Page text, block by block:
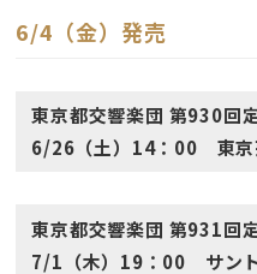
6/4（金）発売
東京都交響楽団 第930回
6/26（土）14：00 東京
東京都交響楽団 第931回
7/1（木）19：00 サン